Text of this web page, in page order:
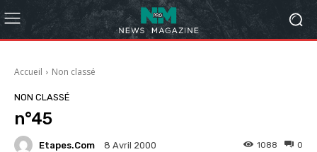
Accueil Non classé
NON CLASSÉ
n°45
Etapes.com 8 Avril 2000 0
1088